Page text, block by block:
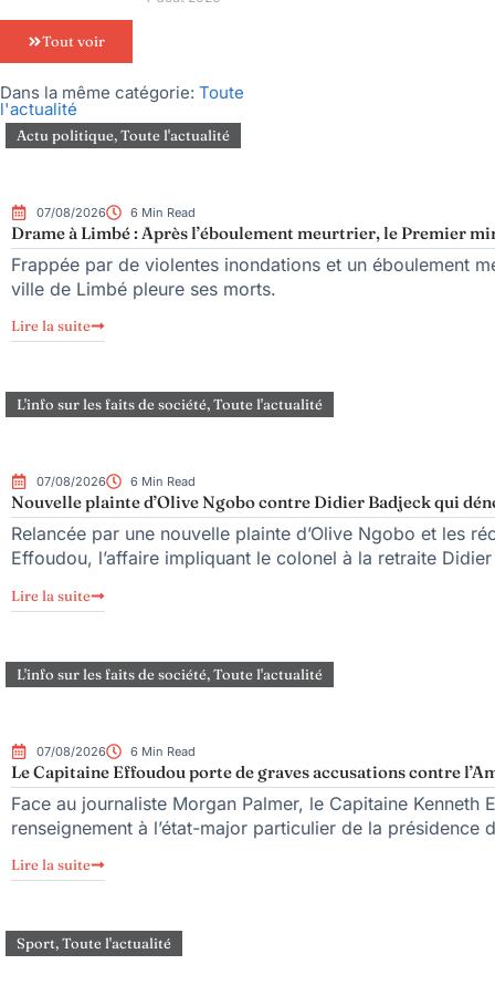
Tout voir
Dans la même catégorie: Toute
l'actualité
Actu politique,Toute l'actualité
07/08/2026 6 Min Read
Drame à Limbé : Après l’éboulement meurtrier, le Premier
Frappée par de violentes inondations et un éboulement
ville de Limbé pleure ses morts.
Lire la suite
L'info sur les faits de société,Toute l'actualité
07/08/2026 6 Min Read
Nouvelle plainte d’Olive Ngobo contre Didier Badjeck qui
Relancée par une nouvelle plainte d’Olive Ngobo et les
Effoudou, l’affaire impliquant le colonel à la retraite
Lire la suite
L'info sur les faits de société,Toute l'actualité
07/08/2026 6 Min Read
Le Capitaine Effoudou porte de graves accusations contre
Face au journaliste Morgan Palmer, le Capitaine Kenneth
renseignement à l’état-major particulier de la présidence
Lire la suite
Sport,Toute l'actualité